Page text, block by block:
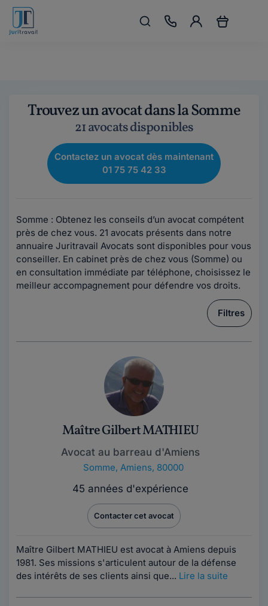
Trouvez un avocat dans la Somme
21 avocats disponibles
Contactez un avocat dès maintenant
01 75 75 42 33
Somme : Obtenez les conseils d’un avocat compétent
près de chez vous. 21 avocats présents dans notre
annuaire Juritravail Avocats sont disponibles pour vous
conseiller. En cabinet près de chez vous (Somme) ou
en consultation immédiate par téléphone, choisissez le
meilleur accompagnement pour défendre vos droits.
Filtres
Maître Gilbert MATHIEU
Avocat au barreau d'Amiens
Somme, Amiens, 80000
45 années d'expérience
Contacter cet avocat
Maître Gilbert MATHIEU est avocat à Amiens depuis
1981. Ses missions s'articulent autour de la défense
des intérêts de ses clients ainsi que... Lire la suite